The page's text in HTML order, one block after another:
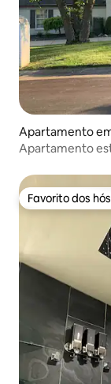
Apartamento
Apartamento
Favorito dos
Favorito dos